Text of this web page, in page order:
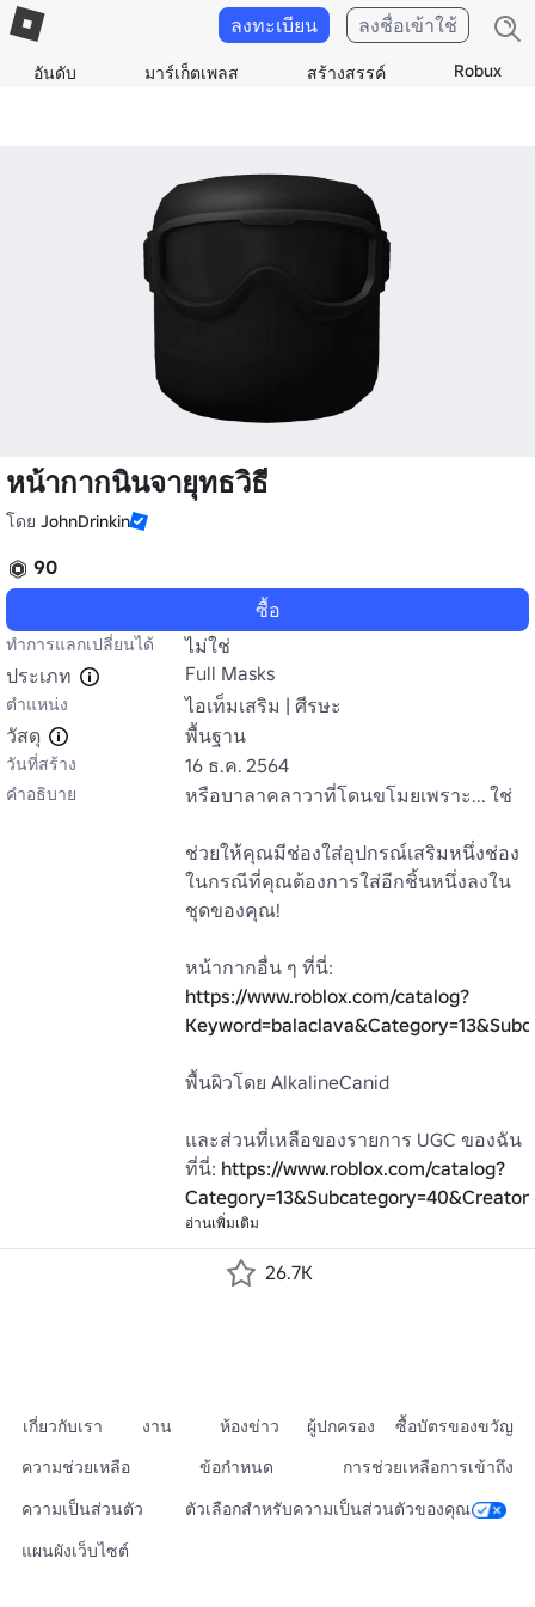
อันดับ มาร์เก็ตเพลส สร้างสรรค์ Robux
ลงทะเบียน ลงชื่อเข้าใช้
หน้ากากนินจายุทธวิธี
โดย JohnDrinkin
90
ซื้อ
ทำการแลกเปลี่ยนได้
ไม่ใช่
ประเภท
Full Masks
ตำแหน่ง
ไอเท็มเสริม | ศีรษะ
วัสดุ
พื้นฐาน
วันที่สร้าง 16 ธ.ค. 2564
คำอธิบาย หรือบาลาคลาวาที่โดนขโมยเพราะ... ใช่
ช่วยให้คุณมีช่องใส่อุปกรณ์เสริมหนึ่งช่อง
ในกรณีที่คุณต้องการใส่อีกชิ้นหนึ่งลงใน
ชุดของคุณ!
https://www.roblox.com/catalog?
พื้นผิวโดย AlkalineCanid
และส่วนที่เหลือของรายการ UGC ของฉัน
ที่นี่: https://www.roblox.com/catalog?
อ่านเพิ่มเติม
26.7K
เกี่ยวกับเรา งาน ห้องข่าว ผู้ปกครอง
ซื้อบัตรของขวัญ
ความช่วยเหลือ
ข้อกำหนด
การช่วยเหลือการเข้าถึง
ความเป็นส่วนตัว
ตัวเลือกสำหรับความเป็นส่วนตัวของคุณ
แผนผังเว็บไซต์